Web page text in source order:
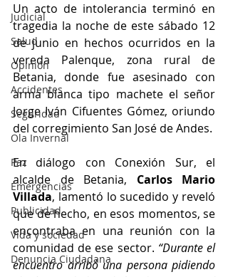
Judicial
Salud
Opinión
Accidentes
Seguridad
Ola Invernal
Paz
Emergencias
Publicidad
Vida y sociedad
Denuncia Ciudadana
Un acto de intolerancia terminó en
tragedia la noche de este sábado 12
de junio en hechos ocurridos en la
vereda Palenque, zona rural de
Betania, donde fue asesinado con
arma blanca tipo machete el señor
Jorge Iván Cifuentes Gómez, oriundo
del corregimiento San José de Andes.
En diálogo con Conexión Sur, el
alcalde de Betania, Carlos Mario
Villada, lamentó lo sucedido y reveló
que de hecho, en esos momentos, se
encontraba en una reunión con la
comunidad de ese sector. “Durante el
encuentro arribó una persona pidiendo